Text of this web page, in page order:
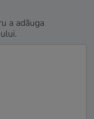
a adăuga